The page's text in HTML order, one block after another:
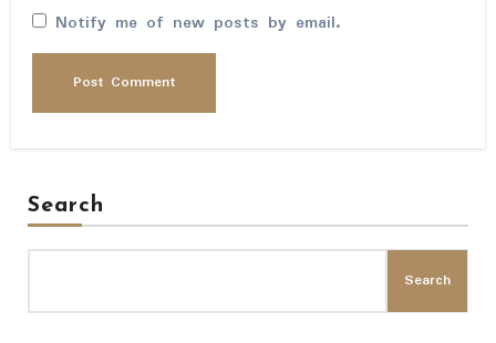
Notify me of new posts by email.
Search
Search